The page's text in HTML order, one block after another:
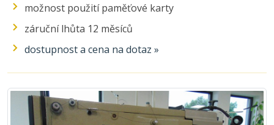
možnost použití paměťové karty
záruční lhůta 12 měsíců
dostupnost a cena na dotaz »